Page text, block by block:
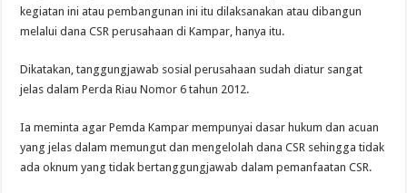
kegiatan ini atau pembangunan ini itu dilaksanakan atau dibangun
melalui dana CSR perusahaan di Kampar, hanya itu.
Dikatakan, tanggungjawab sosial perusahaan sudah diatur sangat
jelas dalam Perda Riau Nomor 6 tahun 2012.
Ia meminta agar Pemda Kampar mempunyai dasar hukum dan acuan
yang jelas dalam memungut dan mengelolah dana CSR sehingga tidak
ada oknum yang tidak bertanggungjawab dalam pemanfaatan CSR.